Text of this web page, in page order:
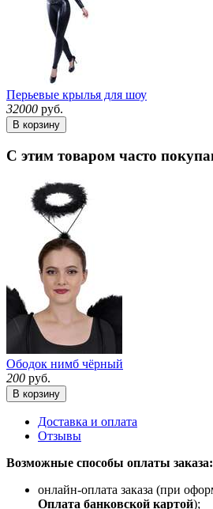
Перьевые крылья для шоу
32000 руб.
В корзину
С этим товаром часто
Ободок нимб чёрный
200 руб.
В корзину
Доставка и оплата
Отзывы
Возможные способы оплаты заказа:
онлайн-оплата заказа (при
Оплата банковской картой);